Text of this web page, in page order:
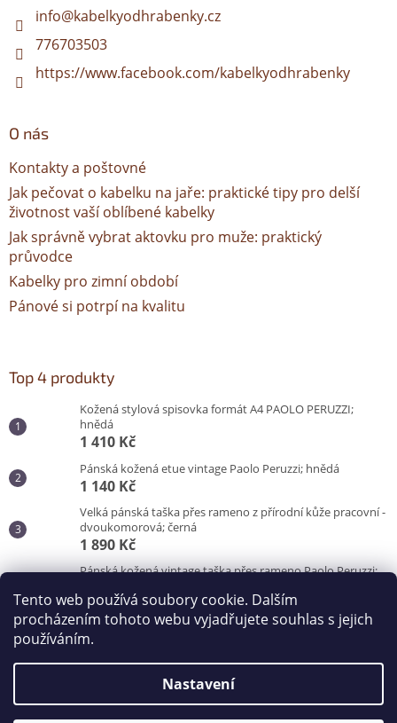
Tento web používá soubory cookie. Dalším
procházením tohoto webu vyjadřujete souhlas s jejich
používáním.
Nastavení
info@kabelkyodhrabenky.cz
776703503
https://www.facebook.com/kabelkyodhrabenky
O nás
Kontakty a poštovné
Jak pečovat o kabelku na jaře: praktické tipy pro delší
životnost vaší oblíbené kabelky
Jak správně vybrat aktovku pro muže: praktický
průvodce
Kabelky pro zimní období
Pánové si potrpí na kvalitu
Top 4 produkty
Kožená stylová spisovka formát A4 PAOLO PERUZZI;
hnědá
1 410 Kč
Pánská kožená etue vintage Paolo Peruzzi; hnědá
1 140 Kč
Velká pánská taška přes rameno z přírodní kůže pracovní -
dvoukomorová; černá
1 890 Kč
Pánská kožená vintage taška přes rameno Paolo Peruzzi;
3 100 Kč
Vytvořil Shoptet